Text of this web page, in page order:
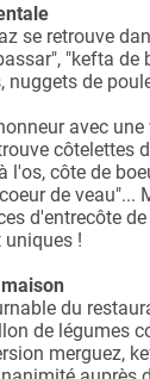
se retrouve
"kefta de
nuggets de
avec
côtelettes
l'os, côte de
de veau"...
d'entrecôte
!
du
de légumes
merguez,